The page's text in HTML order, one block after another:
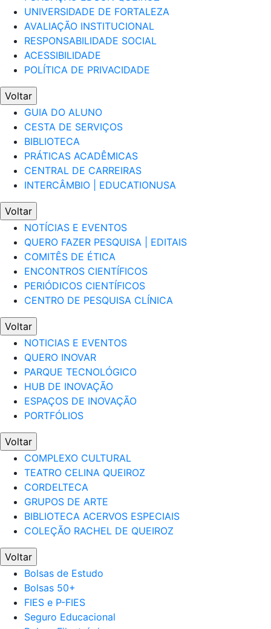
UNIVERSIDADE DE FORTALEZA
AVALIAÇÃO INSTITUCIONAL
RESPONSABILIDADE SOCIAL
ACESSIBILIDADE
POLÍTICA DE PRIVACIDADE
Voltar
GUIA DO ALUNO
CESTA DE SERVIÇOS
BIBLIOTECA
PRÁTICAS ACADÊMICAS
CENTRAL DE CARREIRAS
INTERCÂMBIO | EDUCATIONUSA
Voltar
NOTÍCIAS E EVENTOS
QUERO FAZER PESQUISA | EDITAIS
COMITÊS DE ÉTICA
ENCONTROS CIENTÍFICOS
PERIÓDICOS CIENTÍFICOS
CENTRO DE PESQUISA CLÍNICA
Voltar
NOTICIAS E EVENTOS
QUERO INOVAR
PARQUE TECNOLÓGICO
HUB DE INOVAÇÃO
ESPAÇOS DE INOVAÇÃO
PORTFÓLIOS
Voltar
COMPLEXO CULTURAL
TEATRO CELINA QUEIROZ
CORDELTECA
GRUPOS DE ARTE
BIBLIOTECA ACERVOS ESPECIAIS
COLEÇÃO RACHEL DE QUEIROZ
Voltar
Bolsas de Estudo
Bolsas 50+
FIES e P-FIES
Seguro Educacional